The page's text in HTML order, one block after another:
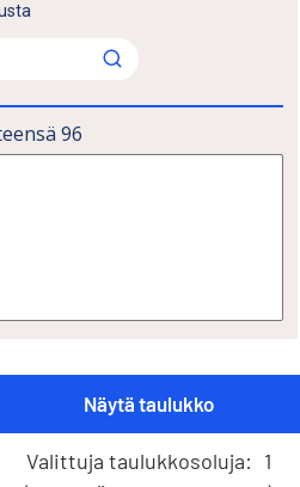
96
Valittuja taulukkosoluja: 1